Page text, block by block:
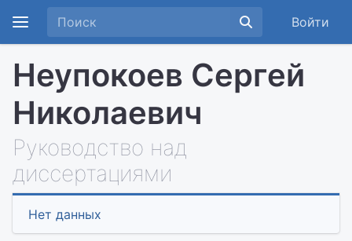
Войти
Неупокоев Сергей
Николаевич
Руководство над
диссертациями
Нет данных